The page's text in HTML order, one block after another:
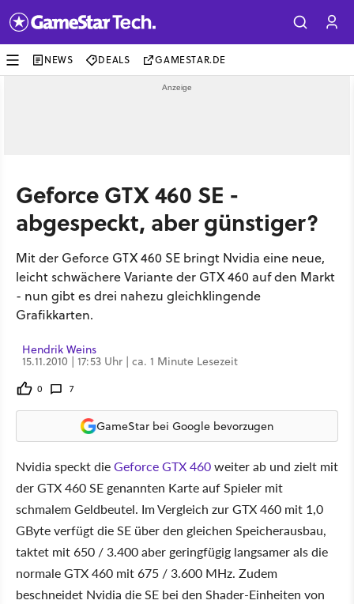
NEWS DEALS GAMESTAR.DE
Geforce GTX 460 SE -
abgespeckt, aber günstiger?
Mit der Geforce GTX 460 SE bringt Nvidia eine neue,
leicht schwächere Variante der GTX 460 auf den Markt
- nun gibt es drei nahezu gleichklingende
Grafikkarten.
Hendrik Weins
15.11.2010 | 17:53 Uhr | ca. 1 Minute Lesezeit
0 7
GameStar bei Google bevorzugen
Nvidia speckt dieGeforce GTX 460weiter ab und zielt mit
der GTX 460 SE genannten Karte auf Spieler mit
schmalem Geldbeutel. Im Vergleich zur GTX 460 mit 1,0
GByte verfügt die SE über den gleichen Speicherausbau,
taktet mit 650 / 3.400 aber geringfügig langsamer als die
normale GTX 460 mit 675 / 3.600 MHz. Zudem
beschneidet Nvidia die SE bei den Shader-Einheiten von